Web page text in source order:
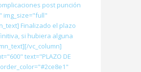
post punción
img_size="full"
Finalizado el plazo
si hubiera alguna
vc_column]
text="PLAZO DE